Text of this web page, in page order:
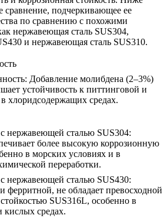
сравнение, подчеркивающее ее
по сравнению с похожими
нержавеющая сталь SUS304,
и нержавеющая сталь SUS310.
: Добавление молибдена (2–3%)
устойчивость к питтинговой и
хлоридсодержащих средах.
нержавеющей сталью SUS304:
более высокую коррозионную
в морских условиях и в
переработки.
нержавеющей сталью SUS430:
ферритной, не обладает превосходной
SUS316L, особенно в
кислых средах.